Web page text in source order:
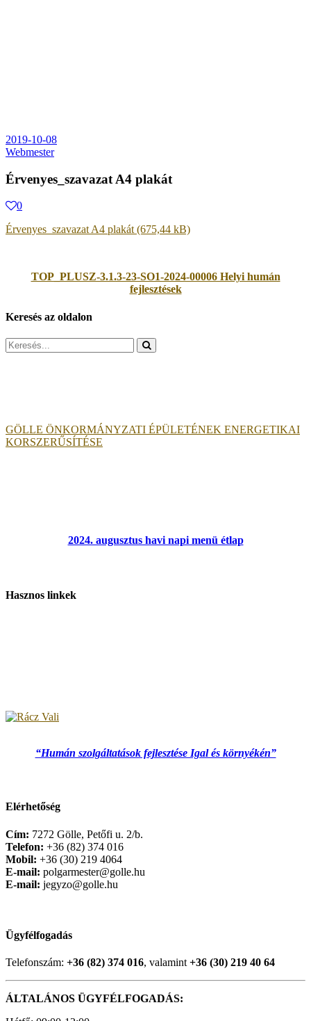
2019-10-08
Webmester
Érvenyes_szavazat A4 plakát
0
Érvenyes_szavazat A4 plakát
TOP_PLUSZ-3.1.3-23-SO1-2024-00006 Helyi humán
fejlesztések
Keresés az oldalon
Search
for:
GÖLLE ÖNKORMÁNYZATI ÉPÜLETÉNEK ENERGETIKAI
KORSZERŰSÍTÉSE
2024. augusztus havi napi menü étlap
Hasznos linkek
“Humán szolgáltatások fejlesztése Igal és környékén”
Elérhetőség
Cím: 7272 Gölle, Petőfi u. 2/b.
Telefon: +36 (82) 374 016
Mobil: +36 (30) 219 4064
E-mail: polgarmester@golle.hu
E-mail: jegyzo@golle.hu
Ügyfélfogadás
Telefonszám: +36 (82) 374 016, valamint +36 (30) 219 40 64
ÁLTALÁNOS ÜGYFÉLFOGADÁS: